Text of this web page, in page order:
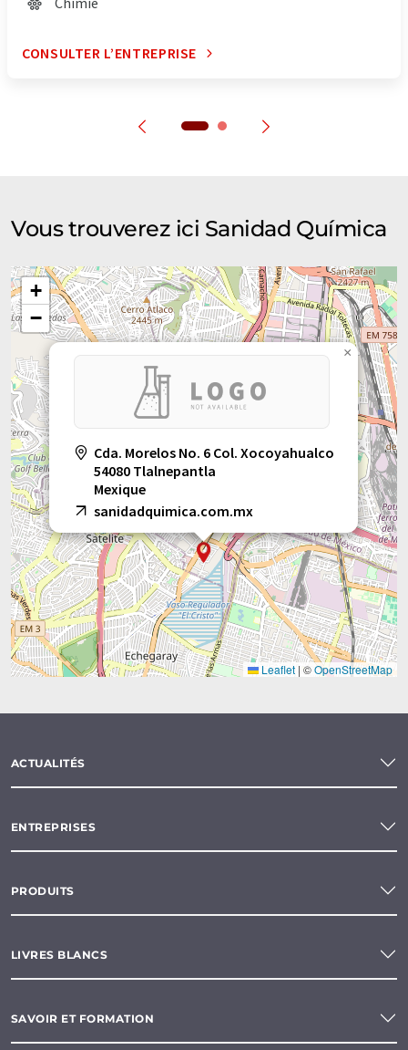
CONSULTER L’ENTREPRISE
Vous trouverez ici Sanidad Química
Cda. Morelos No. 6 Col. Xocoyahualco
54080 Tlalnepantla
Mexique
sanidadquimica.com.mx
×
+
−
Leaflet | ©OpenStreetMap
ACTUALITÉS
ENTREPRISES
PRODUITS
LIVRES BLANCS
SAVOIR ET FORMATION